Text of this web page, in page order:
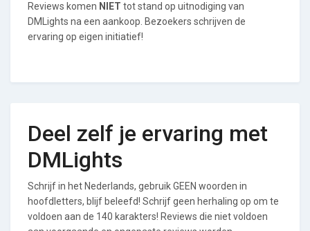
Reviews komen NIET tot stand op uitnodiging van
DMLights na een aankoop. Bezoekers schrijven de
ervaring op eigen initiatief!
Deel zelf je ervaring met
DMLights
Schrijf in het Nederlands, gebruik GEEN woorden in
hoofdletters, blijf beleefd! Schrijf geen herhaling op om te
voldoen aan de 140 karakters! Reviews die niet voldoen